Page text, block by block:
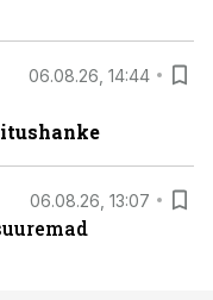
06.08.26, 14:44
06.08.26, 13:07